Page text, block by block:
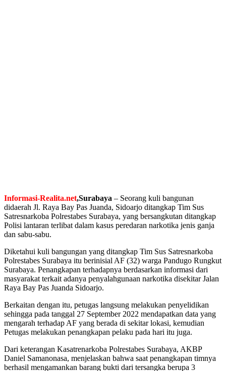
Informasi-Realita.net,Surabaya – Seorang kuli bangunan
didaerah Jl. Raya Bay Pas Juanda, Sidoarjo ditangkap Tim Sus
Satresnarkoba Polrestabes Surabaya, yang bersangkutan ditangkap
Polisi lantaran terlibat dalam kasus peredaran narkotika jenis ganja
dan sabu-sabu.
Diketahui kuli bangungan yang ditangkap Tim Sus Satresnarkoba
Polrestabes Surabaya itu berinisial AF (32) warga Pandugo Rungkut
Surabaya. Penangkapan terhadapnya berdasarkan informasi dari
masyarakat terkait adanya penyalahgunaan narkotika disekitar Jalan
Raya Bay Pas Juanda Sidoarjo.
Berkaitan dengan itu, petugas langsung melakukan penyelidikan
sehingga pada tanggal 27 September 2022 mendapatkan data yang
mengarah terhadap AF yang berada di sekitar lokasi, kemudian
Petugas melakukan penangkapan pelaku pada hari itu juga.
Dari keterangan Kasatrenarkoba Polrestabes Surabaya, AKBP
Daniel Samanonasa, menjelaskan bahwa saat penangkapan timnya
berhasil mengamankan barang bukti dari tersangka berupa 3